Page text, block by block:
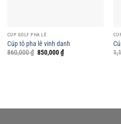
CÚP GOLF PHA LÊ
Cúp tô pha lê vinh danh
860,000₫ Giá
850,000₫Giá
hiện